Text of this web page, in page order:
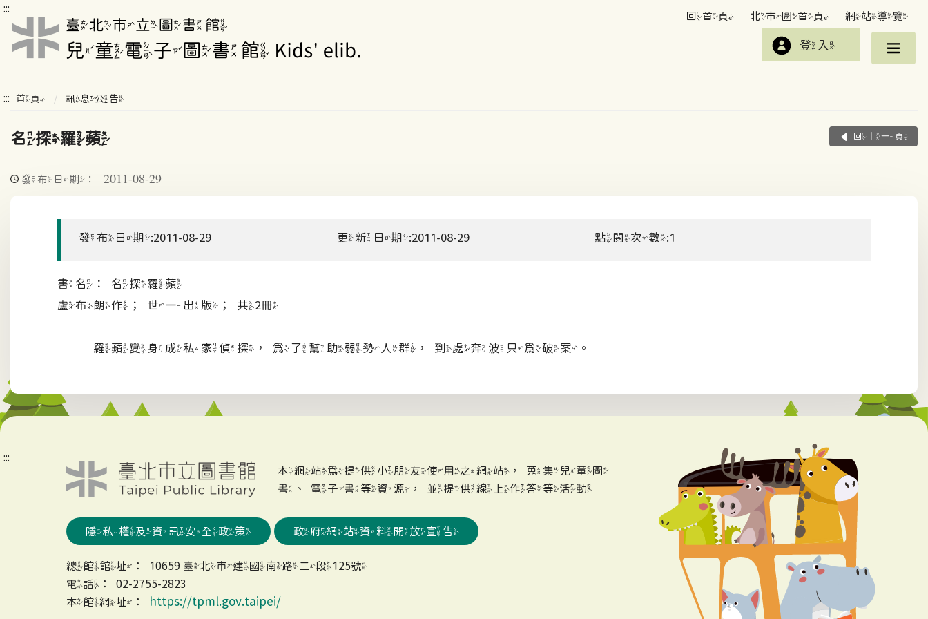
:::
回首頁 北市圖首頁 網站導覽
登入
::: 首頁 訊息公告
名探羅蘋 回上一頁
發布日期： 2011-08-29
發布日期:2011-08-29 更新日期:2011-08-29 點閱次數:1
書名：名探羅蘋
盧布朗作；世一出版；共2冊
羅蘋變身成私家偵探，為了幫助弱勢人群，到處奔波只為破案。
:::
本網站為提供小朋友使用之網站，蒐集兒童圖
書、電子書等資源，並提供線上作答等活動
隱私權及資訊安全政策 政府網站資料開放宣告
總館館址：10659 臺北市建國南路二段125號
電話：02-2755-2823
本館網址：
https://tpml.gov.taipei/